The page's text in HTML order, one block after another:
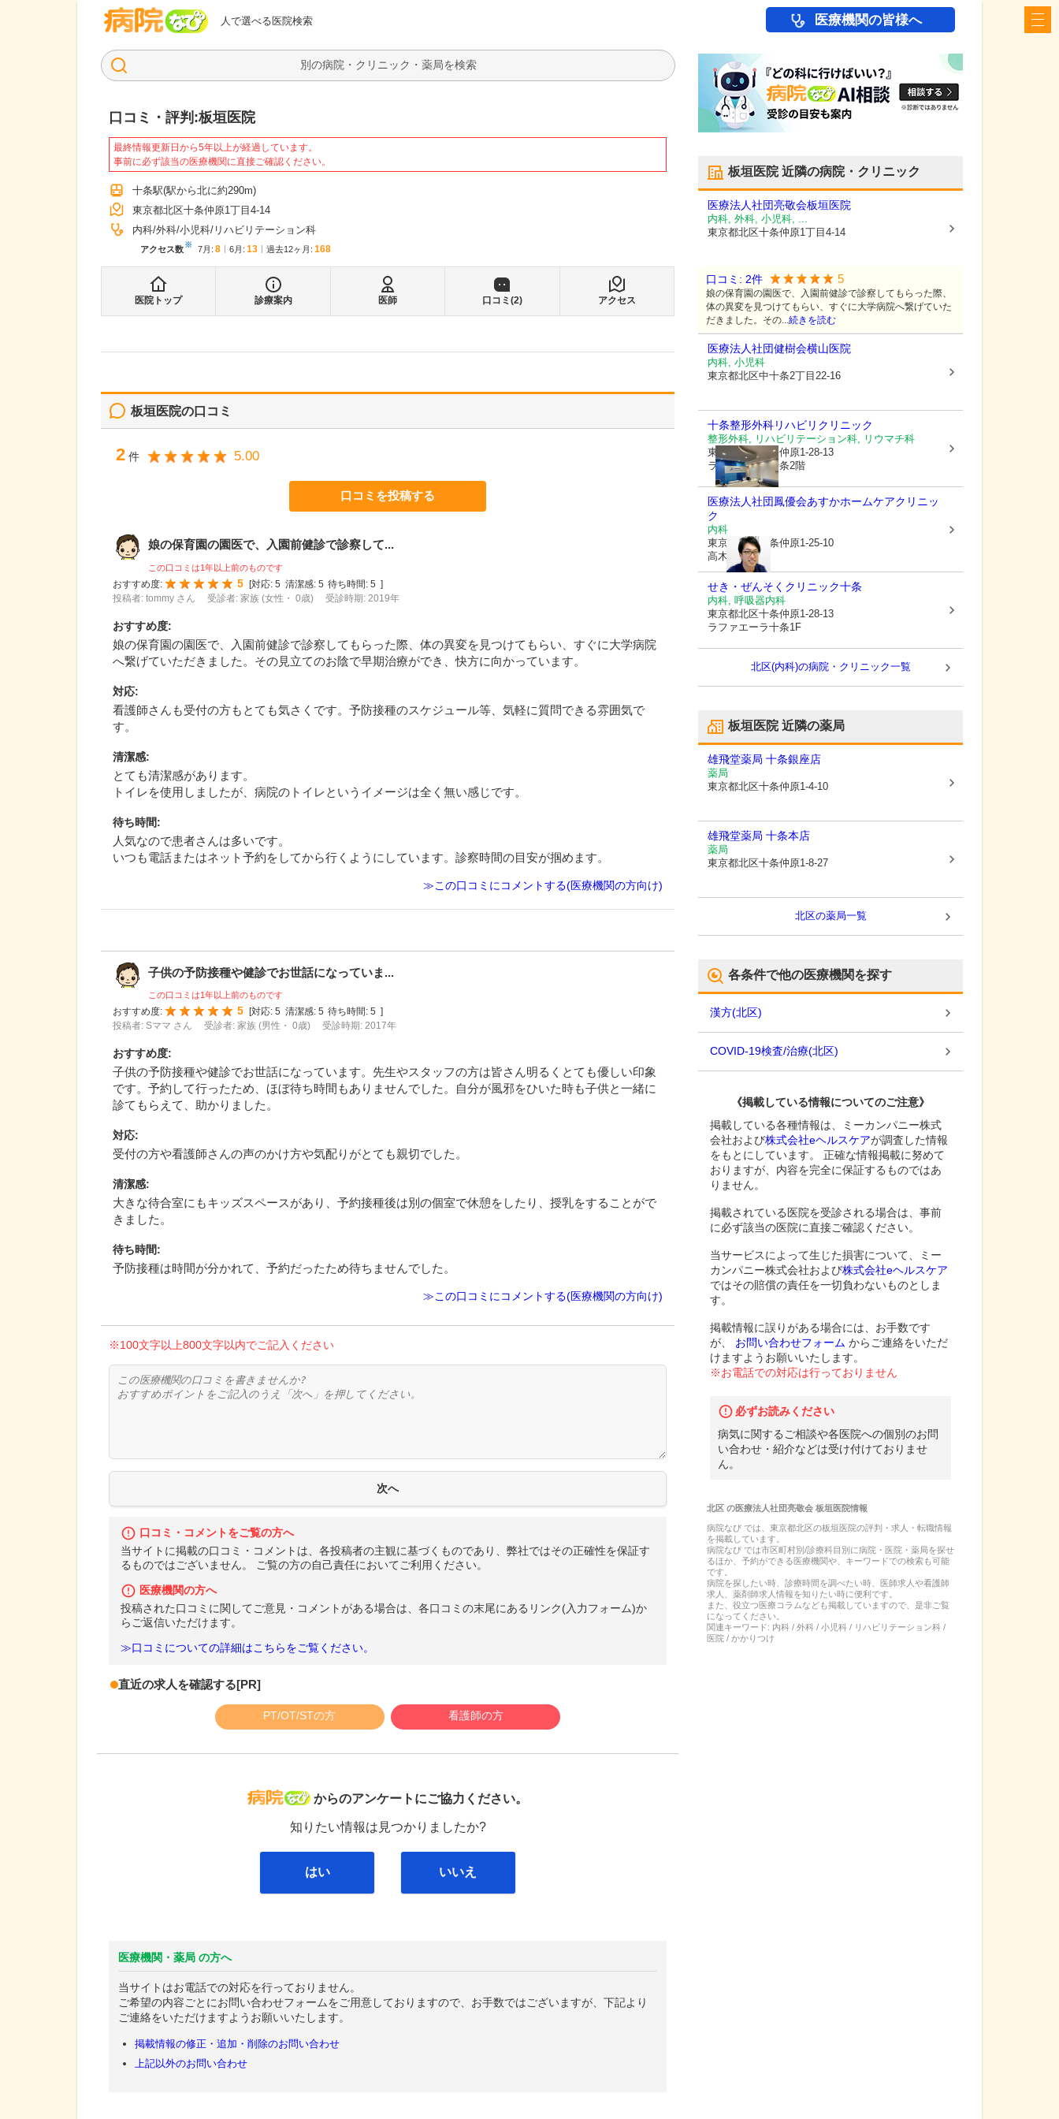
人で選べる医院検索
病院なび 医療機関の皆様へ
検索
口コミ・評判:板垣医院
最終情報更新日から5年以上が経過しています。
事前に必ず該当の医療機関に直接ご確認ください。
十条駅(駅から北に約290m)
東京都北区十条仲原1丁目4-14
内科 外科 小児科 リハビリテーション科
アクセス数※ 7月 : 8 6月 : 13 過去12ヶ月: 168
医院トップ 診療案内 医師 口コミ(2) アクセス
板垣医院の口コミ
2 件 5.00
口コミを投稿する
娘の保育園の園医で、入園前健診で診察して...
この口コミは1年以上前のものです
おすすめ度:
5 [対応: 5 清潔感: 5 待ち時間: 5 ]
投稿者: tommy さん
受診者: 家族 (女性・ 0歳) 受診時期: 2019年
おすすめ度:
娘の保育園の園医で、入園前健診で診察してもらった際、体の異変を見つけてもらい、すぐに大学病院
へ繋げていただきました。その見立てのお陰で早期治療ができ、快方に向かっています。
対応:
看護師さんも受付の方もとても気さくです。予防接種のスケジュール等、気軽に質問できる雰囲気で
す。
清潔感:
とても清潔感があります。
トイレを使用しましたが、病院のトイレというイメージは全く無い感じです。
待ち時間:
人気なので患者さんは多いです。
いつも電話またはネット予約をしてから行くようにしています。診察時間の目安が掴めます。
≫この口コミにコメントする(医療機関の方向け)
子供の予防接種や健診でお世話になっていま...
この口コミは1年以上前のものです
おすすめ度:
5 対応: 5 清潔感: 5 待ち時間: 5
投稿者: Sママ さん
受診者: 家族 (男性・ 0歳) 受診時期: 2017年
おすすめ度:
子供の予防接種や健診でお世話になっています。先生やスタッフの方は皆さん明るくとても優しい印象
です。予約して行ったため、ほぼ待ち時間もありませんでした。自分が風邪をひいた時も子供と一緒に
診てもらえて、助かりました。
対応:
受付の方や看護師さんの声のかけ方や気配りがとても親切でした。
清潔感:
大きな待合室にもキッズスペースがあり、予約接種後は別の個室で休憩をしたり、授乳をすることがで
きました。
待ち時間:
予防接種は時間が分かれて、予約だったため待ちませんでした。
≫この口コミにコメントする(医療機関の方向け)
※100文字以上800文字以内でご記入ください
口コミ・コメントをご覧の方へ
当サイトに掲載の口コミ・コメントは、各投稿者の主観に基づくものであり、弊社ではその正確性を保証す
るものではございません。 ご覧の方の自己責任においてご利用ください。
医療機関の方へ
投稿された口コミに関してご意見・コメントがある場合は、各口コミの末尾にあるリンク(入力フォーム)か
らご返信いただけます。
≫口コミについての詳細はこちらをご覧ください。
直近の求人を確認する[PR]
PT/OT/STの方 看護師の方
病院なび
からのアンケートにご協力ください。
知りたい情報は見つかりましたか?
はい いいえ
医療機関・薬局 の方へ
当サイトはお電話での対応を行っておりません。
ご希望の内容ごとにお問い合わせフォームをご用意しておりますので、お手数ではございますが、下記より
ご連絡をいただけますようお願いいたします。
掲載情報の修正・追加・削除のお問い合わせ
上記以外のお問い合わせ
板垣医院近隣の病院・クリニック
医療法人社団亮敬会板垣医院
内科, 外科, 小児科, ...
東京都北区十条仲原1丁目4-14
口コミ: 2件 5
娘の保育園の園医で、入園前健診で診察してもらった際、
体の異変を見つけてもらい、すぐに大学病院へ繋げていた
だきました。その...続きを読む
医療法人社団健樹会横山医院
内科, 小児科
東京都北区中十条2丁目22-16
十条整形外科リハビリクリニック
整形外科, リハビリテーション科, リウマチ科
東京都北区 十条仲原1-28-13
ラファエーラ十条2階
医療法人社団鳳優会あすかホームケアクリニッ
ク
内科
東京都北区十条仲原1-25-10
高木ビル2F
せき・ぜんそくクリニック十条
内科, 呼吸器内科
東京都北区十条仲原1-28-13
ラファエーラ十条1F
北区(内科)の病院・クリニック一覧
板垣医院近隣の薬局
雄飛堂薬局 十条銀座店
薬局
東京都北区十条仲原1-4-10
雄飛堂薬局 十条本店
薬局
東京都北区十条仲原1-8-27
北区の薬局一覧
各条件で他の医療機関を探す
漢方(北区)
COVID-19検査/治療(北区)
《掲載している情報についてのご注意》
掲載している各種情報は、ミーカンパニー株式
会社および株式会社eヘルスケアが調査した情報
をもとにしています。 正確な情報掲載に努めて
おりますが、内容を完全に保証するものではあ
りません。
掲載されている医院を受診される場合は、事前
に必ず該当の医院に直接ご確認ください。
当サービスによって生じた損害について、ミー
カンパニー株式会社および株式会社eヘルスケア
ではその賠償の責任を一切負わないものとしま
す。
掲載情報に誤りがある場合には、お手数です
が、
お問い合わせフォーム からご連絡をいただ
けますようお願いいたします。
※お電話での対応は行っておりません
必ずお読みください
病気に関するご相談や各医院への個別のお問
い合わせ・紹介などは受け付けておりませ
ん。
北区の医療法人社団亮敬会 板垣医院情報
病院なび では、 東京都北区の板垣医院の評判・求人・転職情報
を掲載しています。
病院なび では市区町村別/診療科目別に病院・医院・薬局を探せ
るほか、予約ができる医療機関や、キーワードでの検索も可能
です。
病院を探したい時、診療時間を調べたい時、医師求人や看護師
求人、薬剤師求人情報を知りたい時に便利です。
また、役立つ医療コラムなども掲載していますので、是非ご覧
になってください。
関連キーワード: 内科 / 外科 / 小児科 / リハビリテーション科 /
医院 / かかりつけ